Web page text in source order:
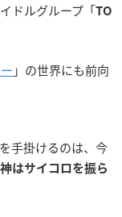
ドルグループ「TO
」の世界にも前向
を手掛けるのは、今
神はサイコロを振ら